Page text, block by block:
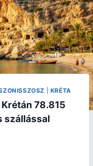
KRÉTA
78.815
szállással